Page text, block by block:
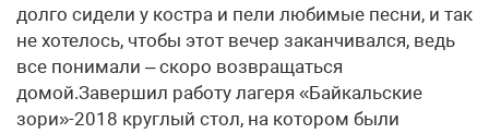
долго сидели у костра и пели любимые песни, и так
не хотелось, чтобы этот вечер заканчивался, ведь
все понимали – скоро возвращаться
домой.Завершил работу лагеря «Байкальские
зори»-2018 круглый стол, на котором были